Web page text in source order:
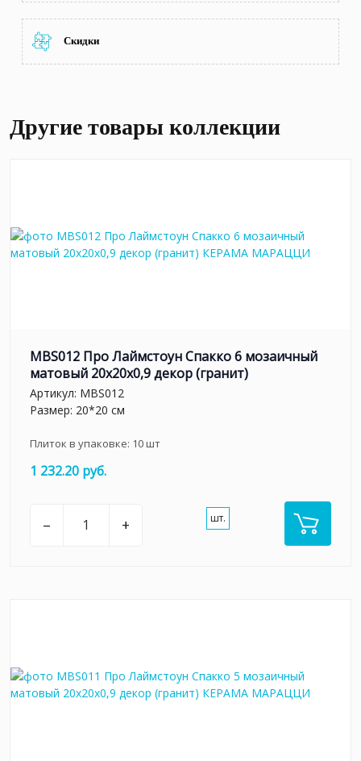
Скидки
Другие товары коллекции
MBS012 Про Лаймстоун Спакко 6 мозаичный
матовый 20х20х0,9 декор (гранит)
Артикул: MBS012
Размер: 20*20 см
Плиток в упаковке: 10шт
1 232.20 руб.
– + шт.